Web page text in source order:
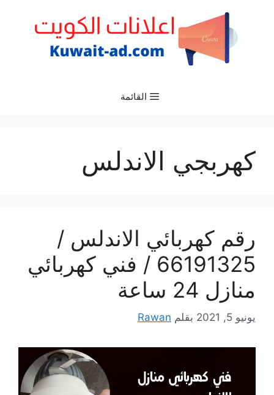
القائمة
كهربجي الاندلس
رقم كهربائي الاندلس /
66191325‬ / فني كهربائي
منازل 24 ساعة
يونيو 5, 2021 بقلم Rawan